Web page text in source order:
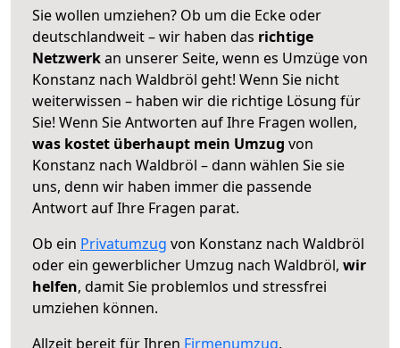
Sie wollen umziehen? Ob um die Ecke oder
deutschlandweit – wir haben das richtige
Netzwerkan unserer Seite, wenn es Umzüge von
Konstanz nach Waldbröl geht! Wenn Sie nicht
weiterwissen – haben wir die richtige Lösung für
Sie! Wenn Sie Antworten auf Ihre Fragen wollen,
was kostet überhaupt mein Umzug von
Konstanz nach Waldbröl – dann wählen Sie sie
uns, denn wir haben immer die passende
Antwort auf Ihre Fragen parat.
Ob ein Privatumzug von Konstanz nach Waldbröl
oder ein gewerblicher Umzug nach Waldbröl, wir
helfen, damit Sie problemlos und stressfrei
umziehen können.
Allzeit bereit für Ihren Firmenumzug,